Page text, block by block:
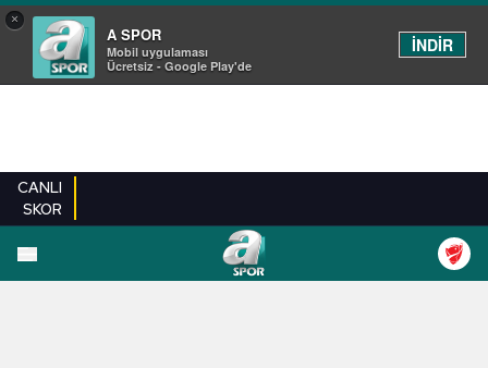
×
A SPOR
Mobil uygulaması
Ücretsiz - Google Play'de
İNDİR
CANLI
SKOR